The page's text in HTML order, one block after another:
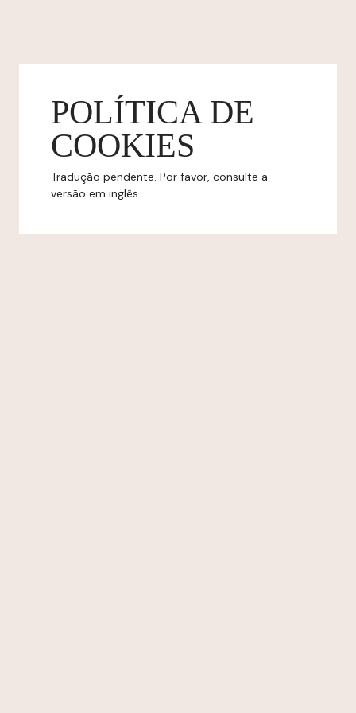
POLÍTICA DE
COOKIES
Tradução pendente. Por favor, consulte a
versão em inglês.